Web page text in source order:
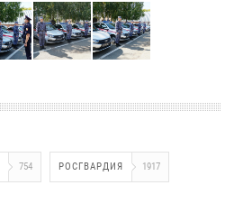
754 РОСГВАРДИЯ 1917